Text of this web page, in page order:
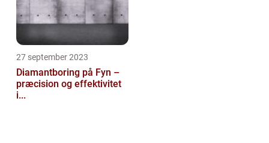
27 september 2023
Diamantboring på Fyn –
præcision og effektivitet
i...